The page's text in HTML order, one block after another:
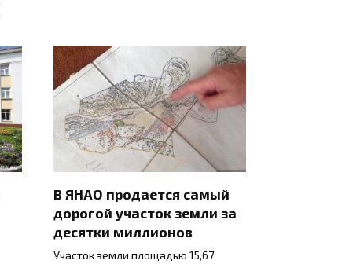
В ЯНАО продается самый
дорогой участок земли за
десятки миллионов
Участок земли площадью 15,67